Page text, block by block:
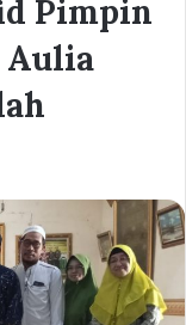
Pimpin